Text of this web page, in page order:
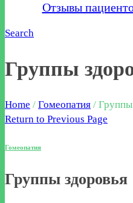
Отзывы
Search
Группы
Home / Гомеопатия / Группы
Return to Previous Page
Гомеопатия
Группы здоровья